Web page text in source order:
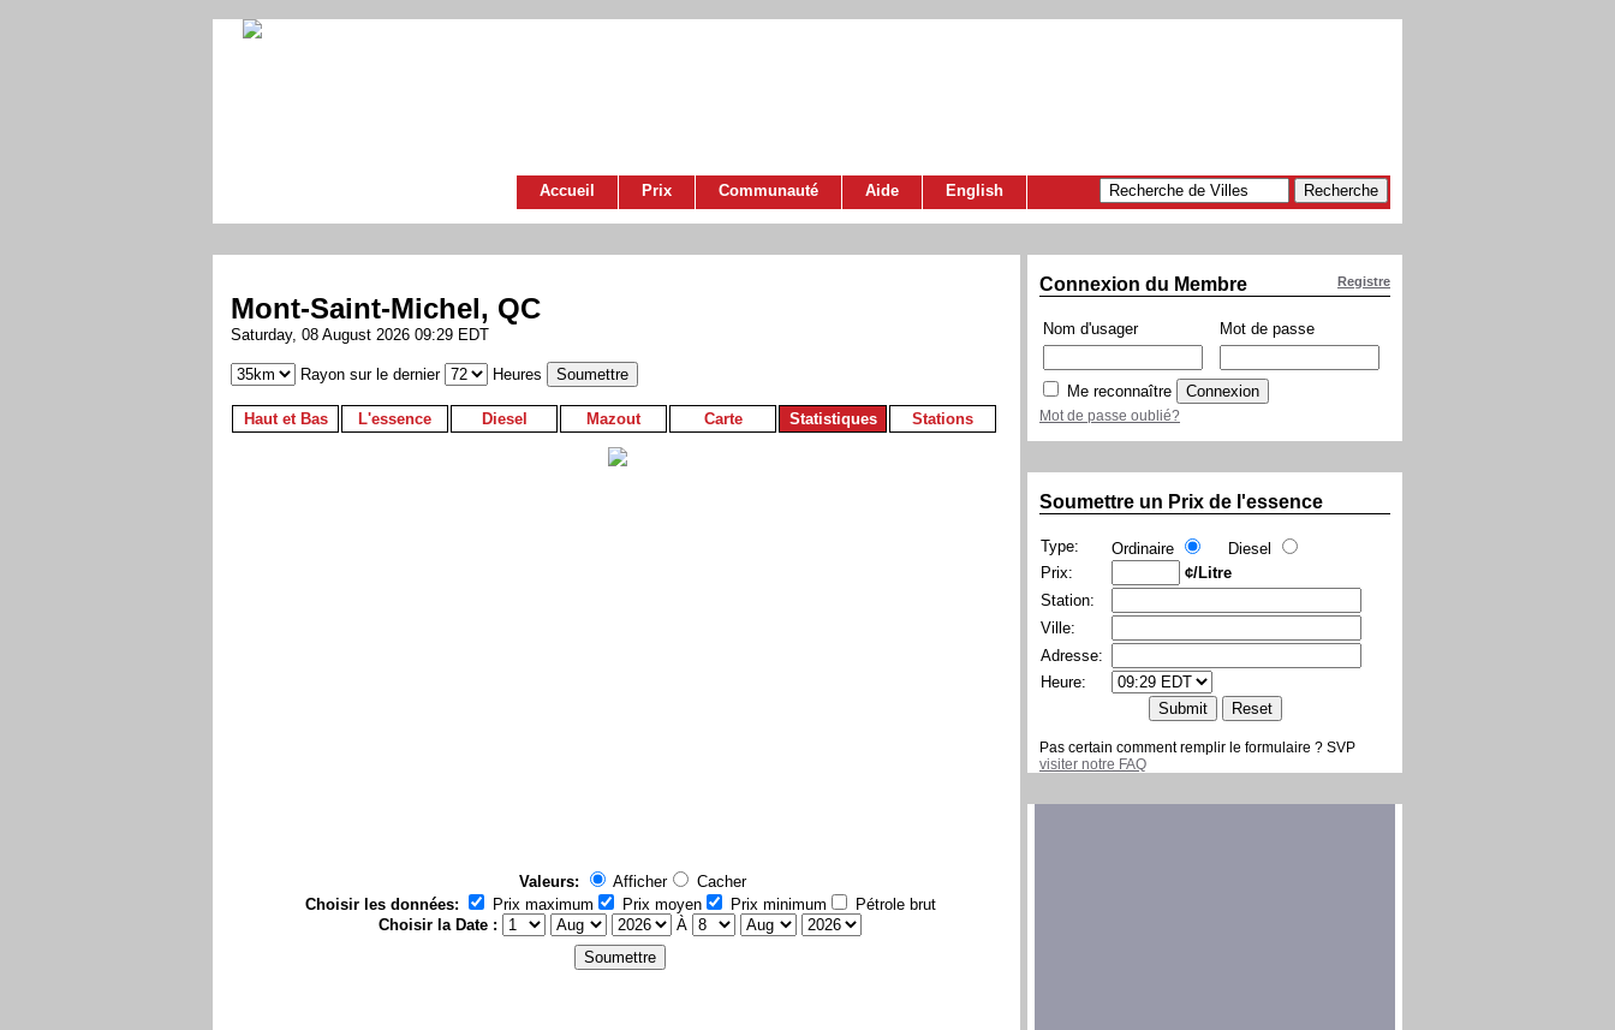
Accueil Prix Communauté Aide English
Mont-Saint-Michel, QC
Saturday, 08 August 2026 09:29 EDT
Rayon sur le dernier Heures
Haut et Bas L'essence Diesel Mazout Carte Statistiques Stations
Valeurs: Afficher
Cacher
Choisir les données:
Prix maximum Prix moyen Prix minimum
Pétrole brut
Choisir la Date :
À
Registre
Connexion du Membre
Nom d'usager Mot de passe
Me reconnaître
Mot de passe oublié?
Soumettre un Prix de l'essence
Type: Ordinaire
Diesel
Prix:
¢/Litre
Station:
Ville:
Adresse:
Heure:
Pas certain comment remplir le formulaire ? SVP
visiter notre FAQ